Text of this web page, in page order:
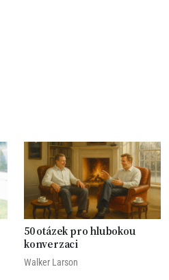
50 otázek pro hlubokou
konverzaci
Walker Larson